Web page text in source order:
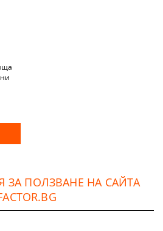
ПОЛЗВАНЕ НА САЙТА